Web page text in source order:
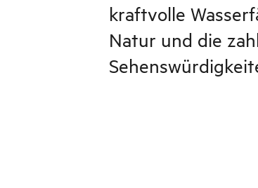
kraftvolle
Natur und die